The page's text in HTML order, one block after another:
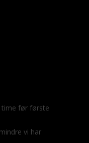
time før første
vi har